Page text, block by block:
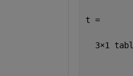
t =
  3
×1